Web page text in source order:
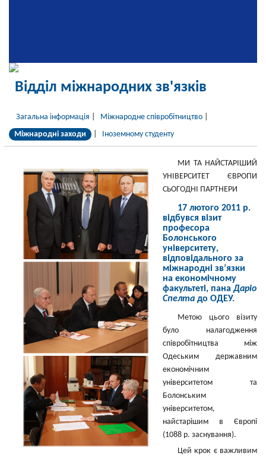
Відділ міжнародних зв'язків
Загальна інформація Міжнародне співробітництво
Міжнародні заходи
Іноземному студенту
МИ ТА НАЙСТАРІШИЙ
УНІВЕРСИТЕТ ЄВРОПИ
СЬОГОДНІ ПАРТНЕРИ
17 лютого 2011 р.
відбувся візит
професора
Болонського
університету,
відповідального за
міжнародні зв’язки
на економічному
факультеті, пана Даріо
Спелта до ОДЕУ.
Метою цього візиту
було налагодження
співробітництва між
Одеським державним
економічним
університетом та
Болонським
університетом,
найстарішим в Європі
(1088 р. заснування).
Цей крок є важливим